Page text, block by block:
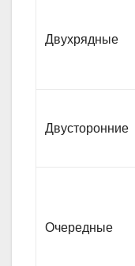
Двухрядные
Двусторонние
Очередные